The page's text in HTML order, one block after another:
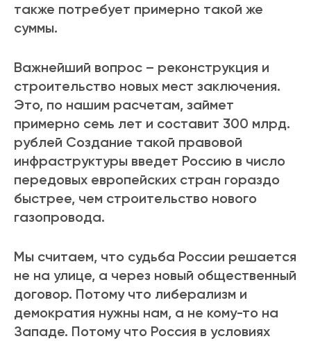
также потребует примерно такой же
суммы.
Важнейший вопрос – реконструкция и
строительство новых мест заключения.
Это, по нашим расчетам, займет
примерно семь лет и составит 300 млрд.
рублей Создание такой правовой
инфраструктуры введет Россию в число
передовых европейских стран гораздо
быстрее, чем строительство нового
газопровода.
Мы считаем, что судьба России решается
не на улице, а через новый общественный
договор. Потому что либерализм и
демократия нужны нам, а не кому-то на
Западе. Потому что Россия в условиях